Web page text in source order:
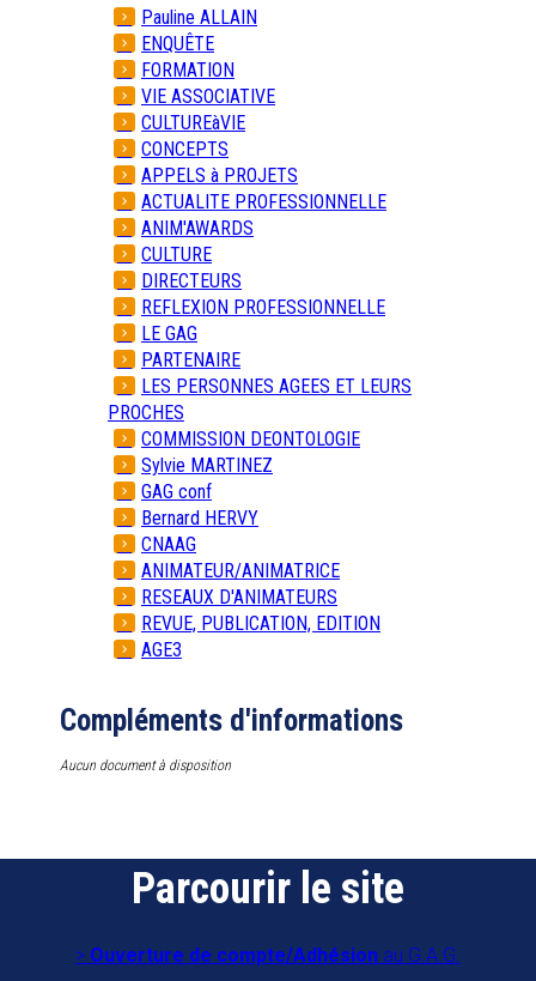
Pauline ALLAIN
ENQUÊTE
FORMATION
VIE ASSOCIATIVE
CULTUREàVIE
CONCEPTS
APPELS à PROJETS
ACTUALITE PROFESSIONNELLE
ANIM'AWARDS
CULTURE
DIRECTEURS
REFLEXION PROFESSIONNELLE
LE GAG
PARTENAIRE
LES PERSONNES AGEES ET LEURS
PROCHES
COMMISSION DEONTOLOGIE
Sylvie MARTINEZ
GAG conf
Bernard HERVY
CNAAG
ANIMATEUR/ANIMATRICE
RESEAUX D'ANIMATEURS
REVUE, PUBLICATION, EDITION
AGE3
Compléments d'informations
Aucun document à disposition
Parcourir le site
Ouverture de compte/Adhésion au G.A.G.